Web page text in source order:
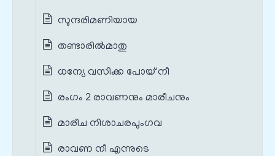
സുന്ദരിമണിയായ
തണ്ടാരില്‍മാതു
ധന്യേ വസിക്ക പോയ് നീ
രംഗം 2 രാവണനും മാരീചനും
മാരീച നിശാചരപുംഗവ
രാവണ നീ എന്നുടെ